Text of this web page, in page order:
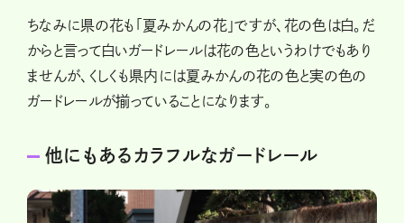
ちなみに県の花も「夏みかんの花」ですが、花の色は白。だ
からと言って白いガードレールは花の色というわけでもあり
ませんが、くしくも県内には夏みかんの花の色と実の色の
ガードレールが揃っていることになります。
他にもあるカラフルなガードレール